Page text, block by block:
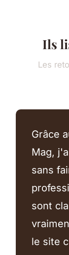
Ils
Les
Grâce
Mag,
sans
sont
le site